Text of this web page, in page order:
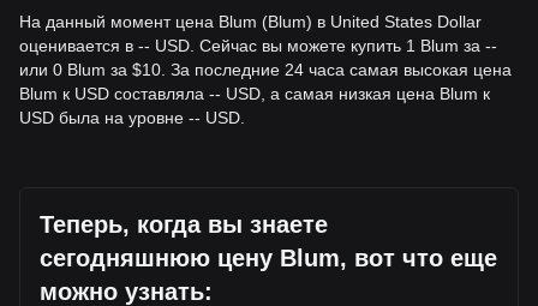
Buy Strategy
Основываясь на текущей рыночной структуре,
рекомендуются следующие стратегии:
Conservative Investors
• Дождитесь, пока цена Blum повторно протестирует
уровень поддержки
следовать за трендом.
• Если цена пробьет сопротивление на уровне$0.0082,
может сформироваться новая бычья волна. Следующая
На данный момент цена Blum (Blum) в United States Dollar
оценивается в -- USD. Сейчас вы можете купить 1 Blum за --
или 0 Blum за $10. За последние 24 часа самая высокая цена
Blum к USD составляла -- USD, а самая низкая цена Blum к
USD была на уровне -- USD.
Теперь, когда вы знаете
сегодняшнюю цену Blum, вот что еще
можно узнать: